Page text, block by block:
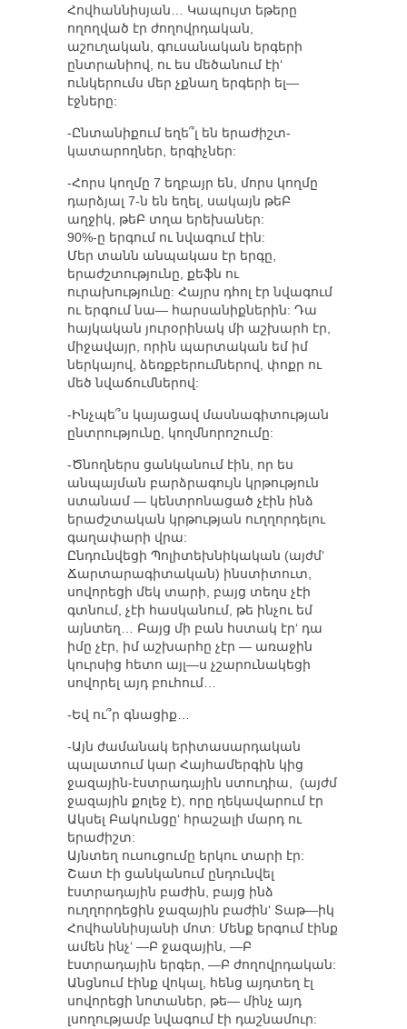
Հովհաննիսյան… Կապույտ եթերը
ողողված էր ժողովրդական,
աշուղական, գուսանական երգերի
ընտրանիով, ու ես մեծանում էի‘
ունկերումս մեր չքնաղ երգերի ել—
էջները:
-Ընտանիքում եղե՞լ են երաժիշտ-
կատարողներ, երգիչներ:
-Հորս կողմը 7 եղբայր են, մորս կողմը
դարձյալ 7-ն են եղել, սակայն թեԲ
աղջիկ, թեԲ տղա երեխաներ:
90%-ը երգում ու նվագում էին:
Մեր տանն անպակաս էր երգը,
երաժշտությունը, քեֆն ու
ուրախությունը: Հայրս դհոլ էր նվագում
ու երգում նա— հարսանիքներին: Դա
հայկական յուրօրինակ մի աշխարհ էր,
միջավայր, որին պարտական եմ իմ
ներկայով, ձեռքբերումներով, փոքր ու
մեծ նվաճումներով:
-Ինչպե՞ս կայացավ մասնագիտության
ընտրությունը, կողմնորոշումը:
-Ծնողներս ցանկանում էին, որ ես
անպայման բարձրագույն կրթություն
ստանամ — կենտրոնացած չէին ինձ
երաժշտական կրթության ուղղորդելու
գաղափարի վրա:
Ընդունվեցի Պոլիտեխնիկական (այժմ‘
Ճարտարագիտական) ինստիտուտ,
սովորեցի մեկ տարի, բայց տեղս չէի
գտնում, չէի հասկանում, թե ինչու եմ
այնտեղ… Բայց մի բան հստակ էր‘ դա
իմը չէր, իմ աշխարհը չէր — առաջին
կուրսից հետո այլ—ս չշարունակեցի
սովորել այդ բուհում…
-Եվ ու՞ր գնացիք…
-Այն ժամանակ երիտասարդական
պալատում կար Հայհամերգին կից
ջազային-էստրադային ստուդիա, (այժմ
ջազային քոլեջ է), որը ղեկավարում էր
Ակսել Բակունցը‘ հրաշալի մարդ ու
երաժիշտ:
Այնտեղ ուսուցումը երկու տարի էր:
Շատ էի ցանկանում ընդունվել
էստրադային բաժին, բայց ինձ
ուղղորդեցին ջազային բաժին‘ Տաթ—իկ
Հովհաննիսյանի մոտ: Մենք երգում էինք
ամեն ինչ‘ —Բ ջազային, —Բ
էստրադային երգեր, —Բ ժողովրդական:
Անցնում էինք վոկալ, հենց այդտեղ էլ
սովորեցի նոտաներ, թե— մինչ այդ
լսողությամբ նվագում էի դաշնամուր: